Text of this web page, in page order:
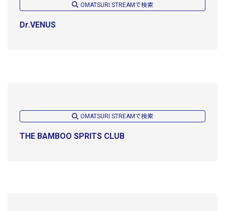
OMATSURI STREAMで検索
Dr.VENUS
OMATSURI STREAMで検索
THE BAMBOO SPRITS CLUB